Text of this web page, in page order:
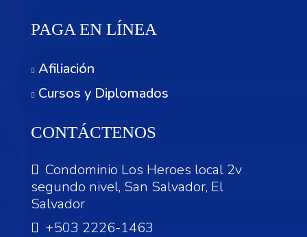
PAGA EN LÍNEA
Afiliación
Cursos y Diplomados
CONTÁCTENOS
Condominio Los Heroes local 2v
segundo nivel, San Salvador, El
Salvador
+503 2226-1463